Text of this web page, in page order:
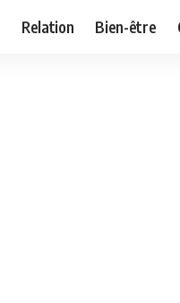
Relation Bien-être